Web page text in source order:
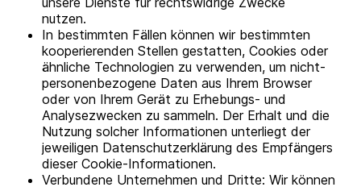
nutzen.
In bestimmten Fällen können wir bestimmten
kooperierenden Stellen gestatten, Cookies oder
ähnliche Technologien zu verwenden, um nicht-
personenbezogene Daten aus Ihrem Browser
oder von Ihrem Gerät zu Erhebungs- und
Analysezwecken zu sammeln. Der Erhalt und die
Nutzung solcher Informationen unterliegt der
jeweiligen Datenschutzerklärung des Empfängers
dieser Cookie-Informationen.
Verbundene Unternehmen und Dritte: Wir können